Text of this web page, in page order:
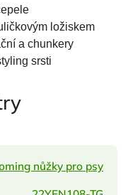
ložiskem
a chunkery
srsti
nůžky pro psy